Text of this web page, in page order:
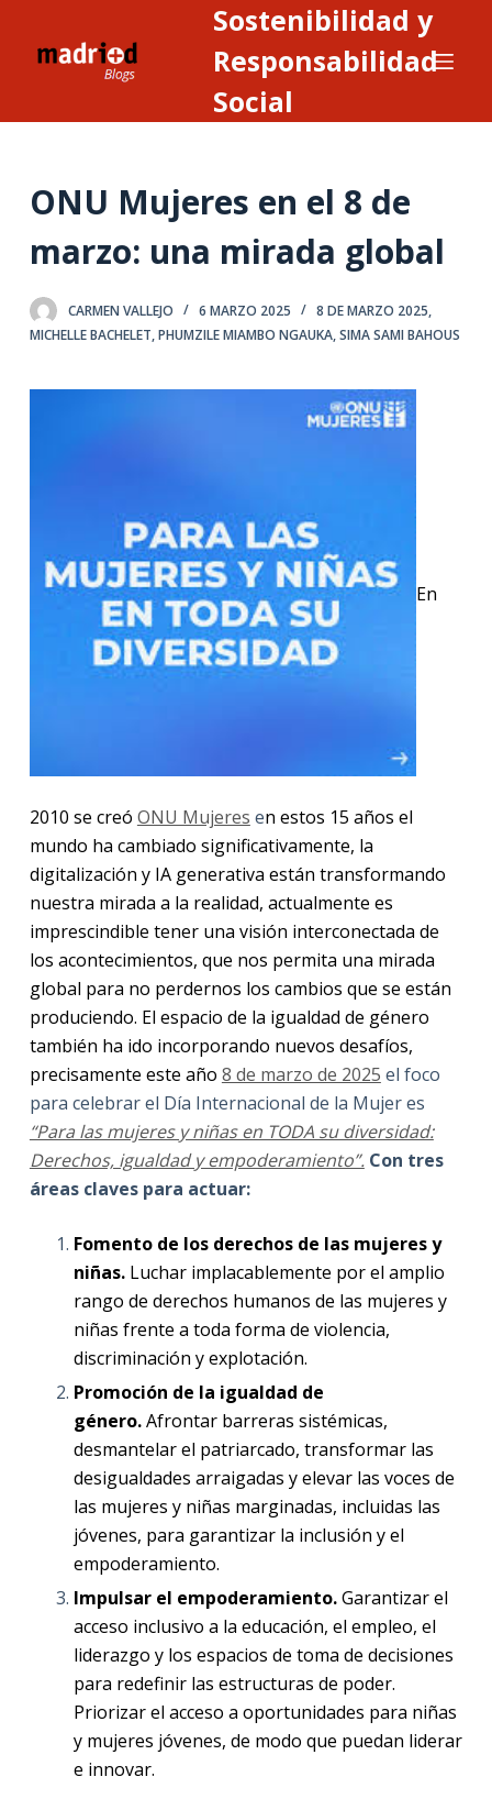
n
n
Sostenibilidad y
Responsabilidad
Social
ONU Mujeres en el 8 de
marzo: una mirada global
CARMEN VALLEJO 6 MARZO 2025 8 DE MARZO 2025,
MICHELLE BACHELET,PHUMZILE MIAMBO NGAUKA,SIMA SAMI BAHOUS
En
2010 se creó ONU Mujeres en estos 15 años el
mundo ha cambiado significativamente, la
digitalización y IA generativa están transformando
nuestra mirada a la realidad, actualmente es
imprescindible tener una visión interconectada de
los acontecimientos, que nos permita una mirada
global para no perdernos los cambios que se están
produciendo. El espacio de la igualdad de género
también ha ido incorporando nuevos desafíos,
precisamente este año 8 de marzo de 2025 el foco
para celebrar el Día Internacional de la Mujer es
“Para las mujeres y niñas en TODA su diversidad:
Derechos, igualdad y empoderamiento”.Con tres
áreas claves para actuar:
Fomento de los derechos de las mujeres y
niñas.Luchar implacablemente por el amplio
rango de derechos humanos de las mujeres y
niñas frente a toda forma de violencia,
discriminación y explotación.
Promoción de la igualdad de
género.Afrontar barreras sistémicas,
desmantelar el patriarcado, transformar las
desigualdades arraigadas y elevar las voces de
las mujeres y niñas marginadas, incluidas las
jóvenes, para garantizar la inclusión y el
empoderamiento.
Impulsar el empoderamiento.Garantizar el
acceso inclusivo a la educación, el empleo, el
liderazgo y los espacios de toma de decisiones
para redefinir las estructuras de poder.
Priorizar el acceso a oportunidades para niñas
y mujeres jóvenes, de modo que puedan liderar
e innovar.